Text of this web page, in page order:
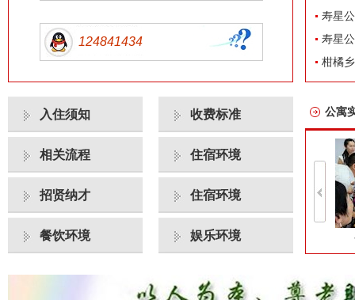
124841434
寿星
寿星
柑橘
入住须知 收费标准
相关流程 住宿环境
招贤纳才 住宿环境
餐饮环境 娱乐环境
公寓
公寓相亲相爱一家人 公寓老人娱乐活动